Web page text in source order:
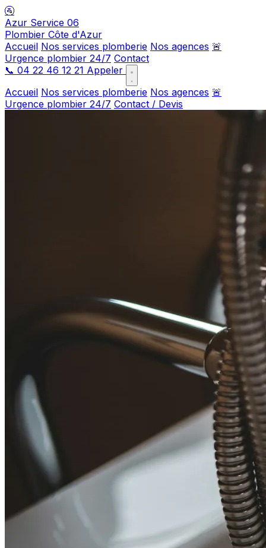
🚰
Azur Service 06
Plombier Côte d'Azur
Accueil Nos services plomberie Nos agences 🚨
Urgence plombier 24/7 Contact
📞 04 22 46 12 21 Appeler
Accueil Nos services plomberie Nos agences 🚨
Urgence plombier 24/7 Contact / Devis